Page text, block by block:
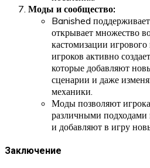
Моды и сообщество:
Banished
открывает множество
кастомизации
игроков активно
которые добавляют
сценарии и даже
механики.
Моды позволяют
различными
и добавляют в игру
Заключение